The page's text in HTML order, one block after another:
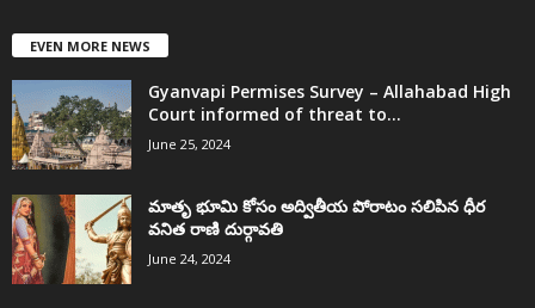
EVEN MORE NEWS
Gyanvapi Permises Survey – Allahabad High
Court informed of threat to...
June 25, 2024
మాతృ భూమి కోసం అద్వితీయ పోరాటం సలిపిన ధీర
వనిత రాణి దుర్గావతి
June 24, 2024